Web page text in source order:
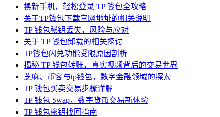
换新手机，轻松登录 TP 钱包全攻略
关于TP钱包下载官网地址的相关说明
TP 钱包秘钥丢失，风险与应对
关于 TP 钱包卸载的相关探讨
TP钱包闪兑功能受限原因剖析
揭秘 TP 钱包转账，真实视频背后的交易世界
芝麻、币客与tp钱包，数字金融领域的探索
TP 钱包买卖交易步骤详解
TP 钱包 Swap，数字货币交易新体验
TP 钱包密钥找回指南